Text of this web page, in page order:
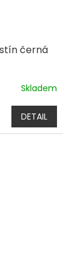
černá
Skladem
DETAIL